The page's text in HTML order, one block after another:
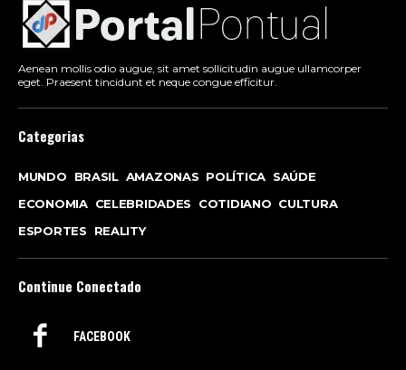
Aenean mollis odio augue, sit amet sollicitudin augue ullamcorper
eget. Praesent tincidunt et neque congue efficitur.
Categorias
MUNDO BRASIL AMAZONAS POLÍTICA SAÚDE
ECONOMIA CELEBRIDADES COTIDIANO CULTURA
ESPORTES
REALITY
Continue Conectado
FACEBOOK